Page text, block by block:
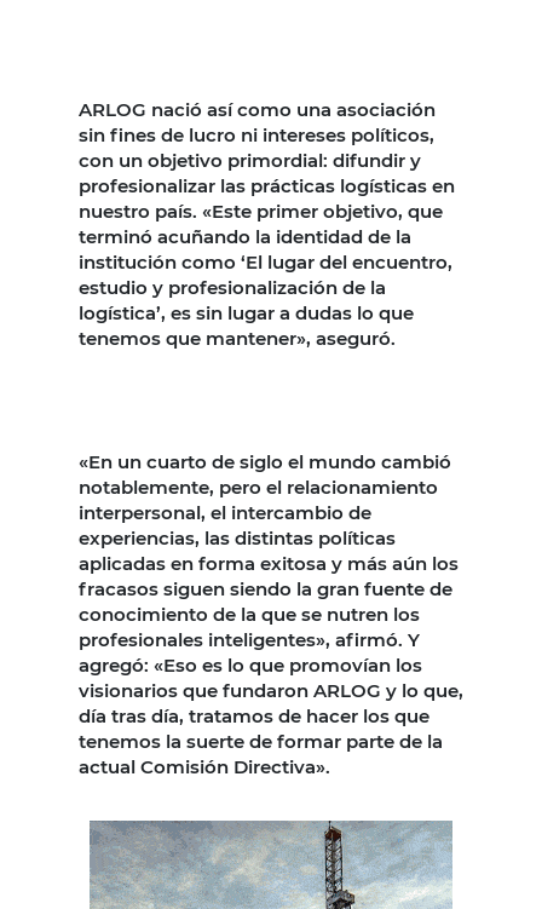
ARLOG nació así como una asociación
sin fines de lucro ni intereses políticos,
con un objetivo primordial: difundir y
profesionalizar las prácticas logísticas en
nuestro país. «Este primer objetivo, que
terminó acuñando la identidad de la
institución como ‘El lugar del encuentro,
estudio y profesionalización de la
logística’, es sin lugar a dudas lo que
tenemos que mantener», aseguró.
«En un cuarto de siglo el mundo cambió
notablemente, pero el relacionamiento
interpersonal, el intercambio de
experiencias, las distintas políticas
aplicadas en forma exitosa y más aún los
fracasos siguen siendo la gran fuente de
conocimiento de la que se nutren los
profesionales inteligentes», afirmó. Y
agregó: «Eso es lo que promovían los
visionarios que fundaron ARLOG y lo que,
día tras día, tratamos de hacer los que
tenemos la suerte de formar parte de la
actual Comisión Directiva».